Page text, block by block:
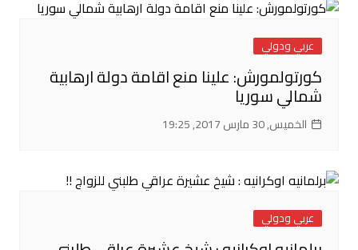
عربي ودولي
كورتولمورش: علينا منع اقامة دولة ارهابية
شمالي سوريا
الخميس, 30 مارس 2017, 19:25
عربي ودولي